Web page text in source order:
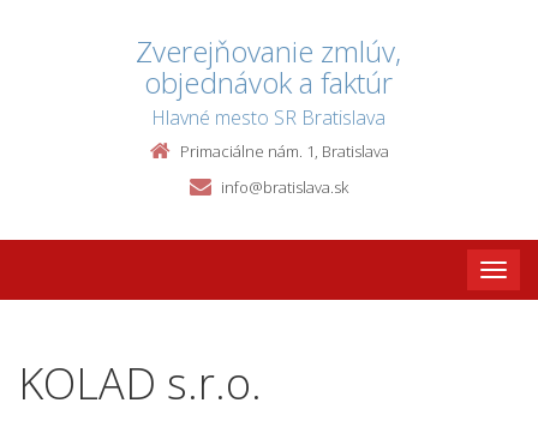
Zverejňovanie zmlúv,
objednávok a faktúr
Hlavné mesto SR Bratislava
Primaciálne nám. 1, Bratislava
info@bratislava.sk
Toggle
KOLAD s.r.o.